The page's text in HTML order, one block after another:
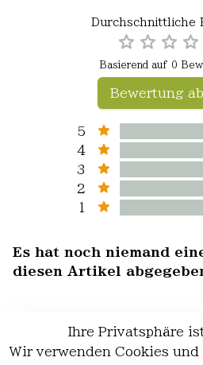
Durchschnittliche
Basierend auf 0
Bewertung
5
4
3
2
1
Es hat noch niemand
diesen Artikel
EU-Verantwortliche
Ihre Privatsphäre
Wir verwenden Cookies und